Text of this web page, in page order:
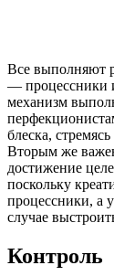
Все выполняют
— процессники
механизм
блеска,
Вторым же
достижение
поскольку
процессники, а
случае
Контроль